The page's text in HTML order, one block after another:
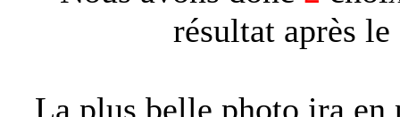
résultat après
La plus belle photo ira en